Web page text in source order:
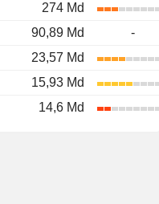
274 Md
90,89 Md
-
23,57 Md
15,93 Md
14,6 Md